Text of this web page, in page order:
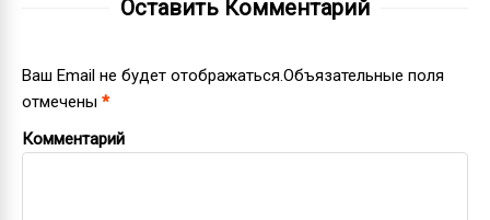
Оставить Комментарий
Ваш Email не будет отображаться.Объязательные поля
отмечены *
Комментарий